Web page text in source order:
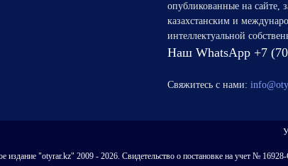
опубликованные на сайте,
казахстанским и
интеллектуальной
Наш WhatsApp +7
Свяжитесь с нами:
издание "otyrar.kz" 2009 - 2026. Свидетельство о постановке на учет №